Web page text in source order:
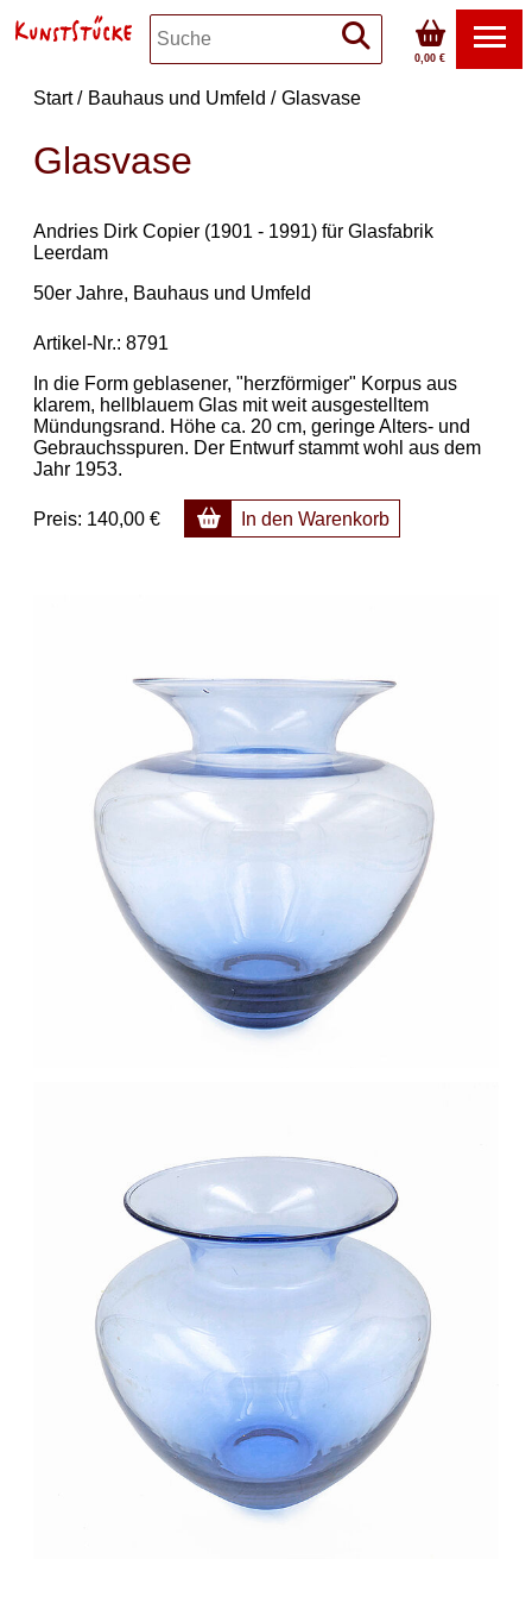
0,00 €
Start Bauhaus und Umfeld Glasvase
Glasvase
Andries Dirk Copier (1901 - 1991) für Glasfabrik
Leerdam
50er Jahre Bauhaus und Umfeld
Artikel-Nr.: 8791
In die Form geblasener, "herzförmiger" Korpus aus
klarem, hellblauem Glas mit weit ausgestelltem
Mündungsrand. Höhe ca. 20 cm, geringe Alters- und
Gebrauchsspuren. Der Entwurf stammt wohl aus dem
Jahr 1953.
Preis: 140,00 € In den Warenkorb